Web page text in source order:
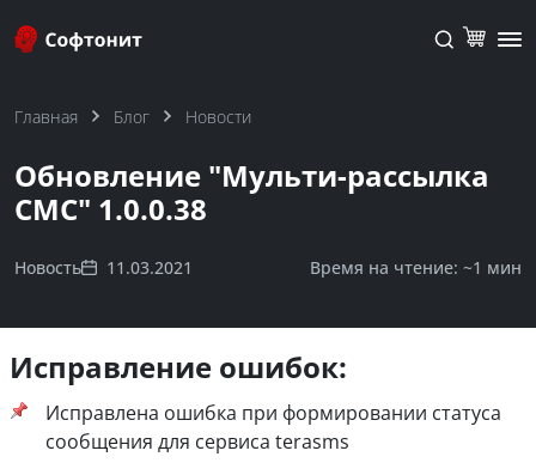
Главная Блог Новости
Обновление "Мульти-рассылка
СМС" 1.0.0.38
Новость 11.03.2021 Время на чтение: ~1 мин
Исправление ошибок:
Исправлена ошибка при формировании статуса
сообщения для сервиса terasms